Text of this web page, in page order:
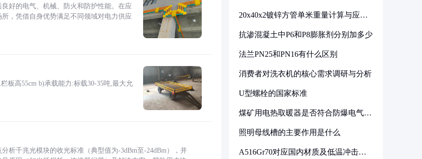
好的电气、机械、防火和防护性能。在应
，凭借自身优势满足不同领域对电力供应
板高55cm b)承载能力:标载30-35吨,最大允
析千兆光模块的收光标准（典型值为-3dBm至-24dBm），并
20x40x2镀锌方管单米重量计算与应用
抗渗混凝土中P6和P8膨胀剂分别加多少
法兰PN25和PN16有什么区别
消费者对洗衣机的核心需求调研与分析
U型螺栓的国家标准
煤矿用电热取暖器是否符合防爆电气设
照明母线槽的主要作用是什么
A516Gr70对应国内材质及低温冲击要